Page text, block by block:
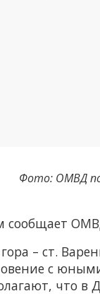
Фото: ОМВД
сообщает
– ст.
с
что